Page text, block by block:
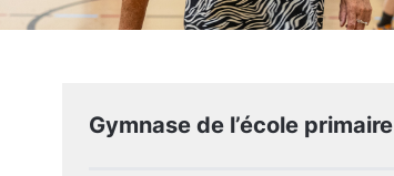
Gymnase de l’école primaire